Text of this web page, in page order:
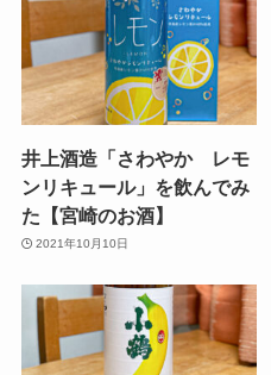
井上酒造「さわやか レモ
ンリキュール」を飲んでみ
た【宮崎のお酒】
2021年10月10日